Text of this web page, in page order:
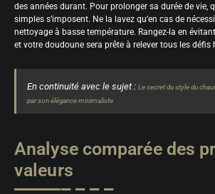
des années durant. Pour prolonger sa durée de vie,
simples s’imposent. Ne la lavez qu’en cas de
nettoyage à basse température. Rangez-la en
et votre doudoune sera prête à relever tous les défis
En continuité avec le sujet : Le secret du style du
par son élégance minimaliste
Analyse comparée des
valeurs